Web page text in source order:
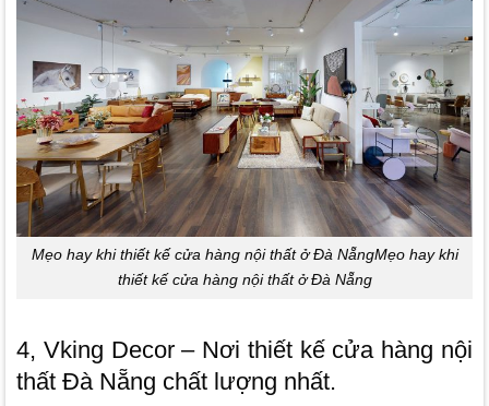
Mẹo hay khi thiết kế cửa hàng nội thất ở Đà NẵngMẹo hay khi
thiết kế cửa hàng nội thất ở Đà Nẵng
4, Vking Decor – Nơi thiết kế cửa hàng nội
thất Đà Nẵng chất lượng nhất.